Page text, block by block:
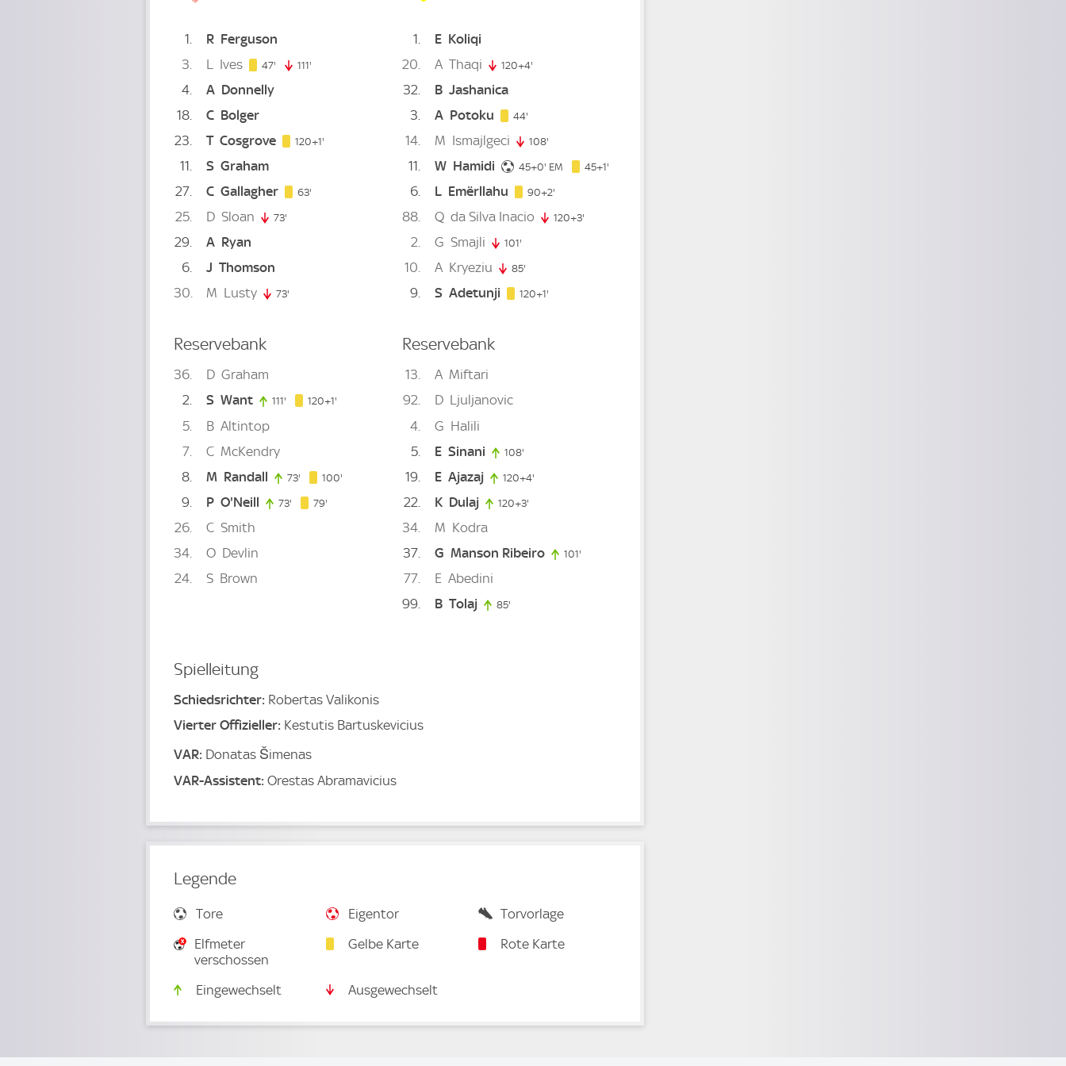
1 R Ferguson
3
L Ives 47' 47. minute
111'
4 A Donnelly
18
C Bolger
23
T Cosgrove 120+1'
11 S Graham
27
C Gallagher 63'
25 D Sloan 73'
29 A Ryan
6
J Thomson
30
M Lusty 73'
Reservebank
36 D Graham
2
S Want 111' 111. minute
120+1'
5 B Altintop
7
C McKendry
8
M Randall 73' 73. minute
100'
9 P O'Neill 73' 73. minute
79'
26 C Smith
34
O Devlin
24
S Brown
1 E Koliqi
20
A Thaqi 120+4'
32 B Jashanica
3
A Potoku 44'
14 M Ismajlgeci 108'
11 W Hamidi 45+0' 45. minute
EM 45+1'
6 L Emërllahu 90+2'
88 Q da Silva Inacio 120+3'
2 G Smajli 101'
10 A Kryeziu 85'
9 S Adetunji 120+1'
Reservebank
13 A Miftari
92
D Ljuljanovic
4
G Halili
5
E Sinani 108'
19 E Ajazaj 120+4'
22 K Dulaj 120+3'
34 M Kodra
37
G Manson Ribeiro 101'
77 E Abedini
99
B Tolaj 85'
Spielleitung
Schiedsrichter: Robertas Valikonis
Vierter Offizieller: Kestutis Bartuskevicius
VAR: Donatas Šimenas
VAR-Assistent: Orestas Abramavicius
Legende
Tore Eigentor
Torvorlage
Elfmeter
verschossen
Gelbe Karte Rote Karte
Eingewechselt Ausgewechselt